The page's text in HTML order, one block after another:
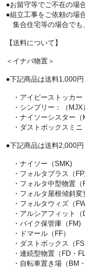
●お留守等でご不在の場
●組立工事をご依頼の場
集合住宅等の場合でも
【送料について】
＜イナバ物置＞
●下記商品は送料1,000円
・アイビーストッカー
・シンプリー：（MJX）
・ナイソーシスター（
・ダストボックスミニ
●下記商品は送料2,000円
・ナイソー（SMK)
・フォルタプラス（
・フォルタ中型物置（
・フォルタ屋根傾斜変
・フォルタウィズ（
・アルシアフィット（
・バイク保管庫（FM)
・ドマール（FF）
・ダストボックス（
・連続型物置（FD・FL
・自転車置き場（BM